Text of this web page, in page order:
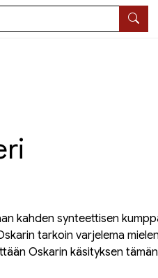
Hae
kahden synteettisen
tarkoin varjelema
Oskarin käsityksen tämän